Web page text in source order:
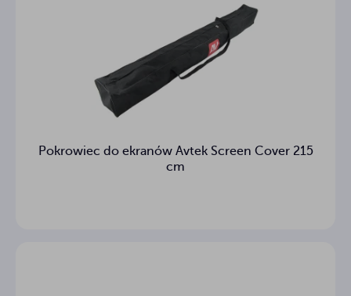
Pokrowiec do ekranów Avtek Screen Cover 215
cm